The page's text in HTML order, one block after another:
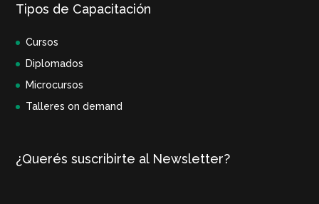
Tipos de Capacitación
Cursos
Diplomados
Microcursos
Talleres on demand
¿Querés suscribirte al Newsletter?